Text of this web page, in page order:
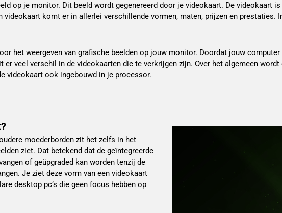
op je monitor. Dit beeld wordt gegenereerd door je videokaart. De videokaart
komt er in allerlei verschillende vormen, maten, prijzen en prestaties.
het weergeven van grafische beelden op jouw monitor. Doordat jouw
veel verschil in de videokaarten die te verkrijgen zijn. Over het algemeen
videokaart ook ingebouwd in je processor.
moederborden zit het zelfs in het
ziet. Dat betekend dat de geïntegreerde
of geüpgraded kan worden tenzij de
Je ziet deze vorm van een videokaart
desktop pc’s die geen focus hebben op